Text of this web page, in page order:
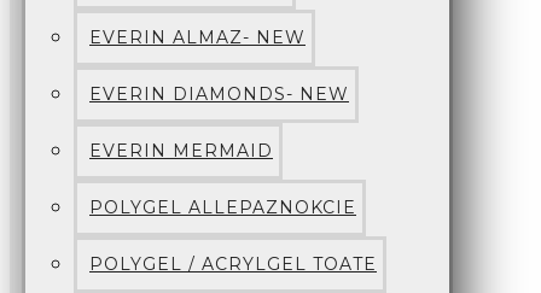
EVERIN ALMAZ- NEW
EVERIN DIAMONDS- NEW
EVERIN MERMAID
POLYGEL ALLEPAZNOKCIE
POLYGEL / ACRYLGEL TOATE